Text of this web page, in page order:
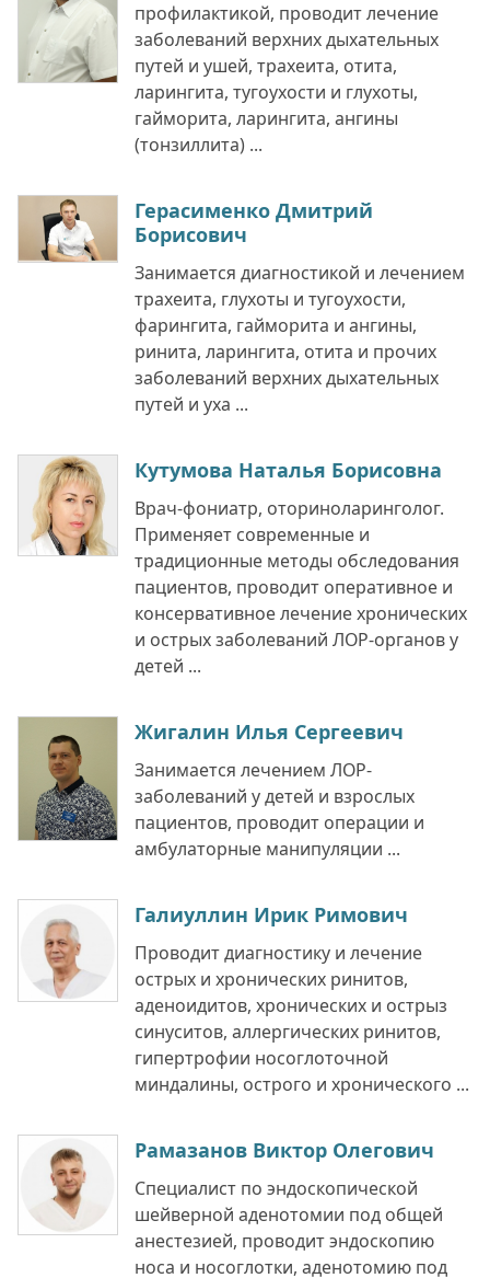
профилактикой, проводит лечение
заболеваний верхних дыхательных
путей и ушей, трахеита, отита,
ларингита, тугоухости и глухоты,
гайморита, ларингита, ангины
(тонзиллита) ...
Герасименко Дмитрий
Борисович
Занимается диагностикой и лечением
трахеита, глухоты и тугоухости,
фарингита, гайморита и ангины,
ринита, ларингита, отита и прочих
заболеваний верхних дыхательных
путей и уха ...
Кутумова Наталья Борисовна
Врач-фониатр, оториноларинголог.
Применяет современные и
традиционные методы обследования
пациентов, проводит оперативное и
консервативное лечение хронических
и острых заболеваний ЛОР-органов у
детей ...
Жигалин Илья Сергеевич
Занимается лечением ЛОР-
заболеваний у детей и взрослых
пациентов, проводит операции и
амбулаторные манипуляции ...
Галиуллин Ирик Римович
Проводит диагностику и лечение
острых и хронических ринитов,
аденоидитов, хронических и острыз
синуситов, аллергических ринитов,
гипертрофии носоглоточной
миндалины, острого и хронического ...
Рамазанов Виктор Олегович
Специалист по эндоскопической
шейверной аденотомии под общей
анестезией, проводит эндоскопию
носа и носоглотки, аденотомию под